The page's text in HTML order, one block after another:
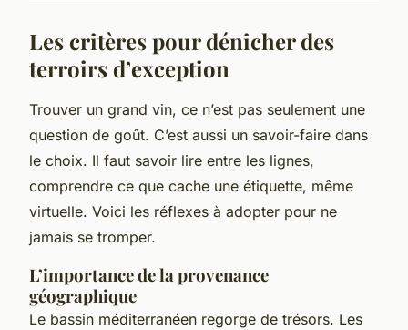
Les critères pour dénicher des
terroirs d’exception
Trouver un grand vin, ce n’est pas seulement une
question de goût. C’est aussi un savoir-faire dans
le choix. Il faut savoir lire entre les lignes,
comprendre ce que cache une étiquette, même
virtuelle. Voici les réflexes à adopter pour ne
jamais se tromper.
L’importance de la provenance
géographique
Le bassin méditerranéen regorge de trésors. Les